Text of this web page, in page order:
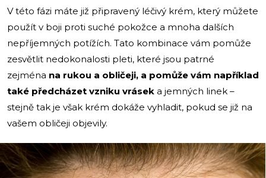
V této fázi máte již připravený léčivý krém, který můžete
použít v boji proti suché pokožce a mnoha dalších
nepříjemných potížích. Tato kombinace vám pomůže
zesvětlit nedokonalosti pleti, které jsou patrné
zejména na rukou a obličeji, a pomůže vám například
také předcházet vzniku vrásek a jemných linek –
stejně tak je však krém dokáže vyhladit, pokud se již na
vašem obličeji objevily.